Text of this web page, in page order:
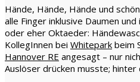
Hände, Hände, Hände und
alle Finger inklusive Daumen
oder eher Oktaeder:
KollegInnen bei Whitepark beim
Hannover RE angesagt – nur
Auslöser drücken musste; hinter